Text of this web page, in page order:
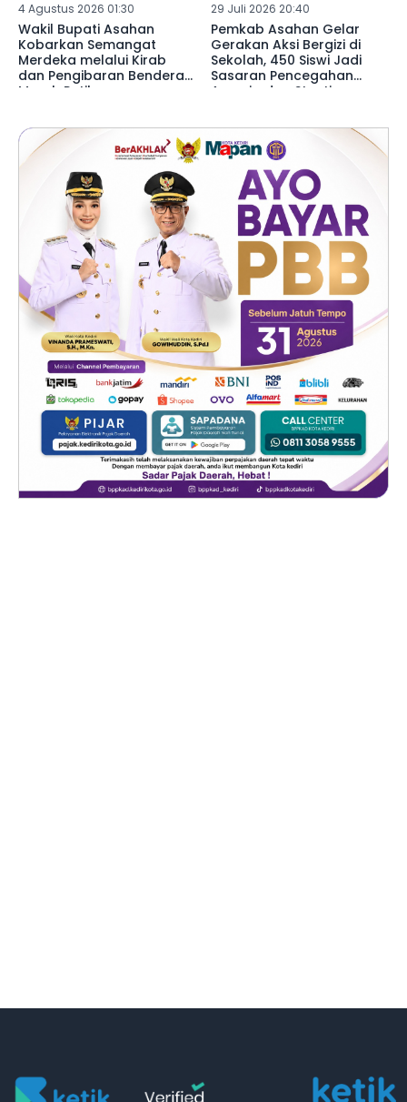
4 Agustus 2026 01:30
Wakil Bupati Asahan
Kobarkan Semangat
Merdeka melalui Kirab
dan Pengibaran Bendera
Merah Putih
29 Juli 2026 20:40
Pemkab Asahan Gelar
Gerakan Aksi Bergizi di
Sekolah, 450 Siswi Jadi
Sasaran Pencegahan
Anemia dan Stunting